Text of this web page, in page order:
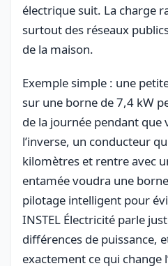
électrique suit. La charge
surtout des réseaux
de la maison.
Exemple simple : une
sur une borne de 7,4 kW
de la journée pendant que
l’inverse, un conducteur
kilomètres et rentre avec
entamée voudra une
pilotage intelligent pour
INSTEL Électricité parle
différences de puissance,
exactement ce qui change